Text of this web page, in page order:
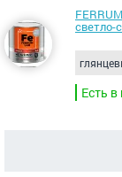
светло-
Есть